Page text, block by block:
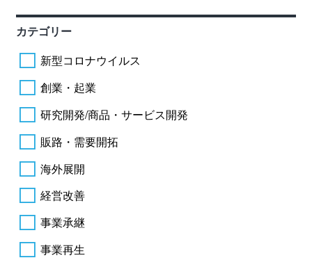
カテゴリー
新型コロナウイルス
創業・起業
研究開発/商品・サービス開発
販路・需要開拓
海外展開
経営改善
事業承継
事業再生